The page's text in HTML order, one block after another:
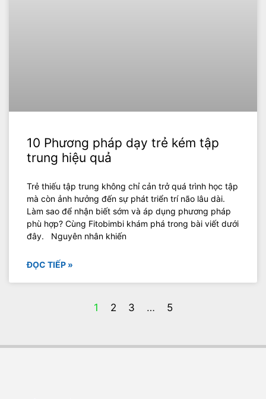
10 Phương pháp dạy trẻ kém tập
trung hiệu quả
Trẻ thiếu tập trung không chỉ cản trở quá trình học tập
mà còn ảnh hưởng đến sự phát triển trí não lâu dài.
Làm sao để nhận biết sớm và áp dụng phương pháp
phù hợp? Cùng Fitobimbi khám phá trong bài viết dưới
đây. Nguyên nhân khiến
ĐỌC TIẾP »
1 2 3 … 5